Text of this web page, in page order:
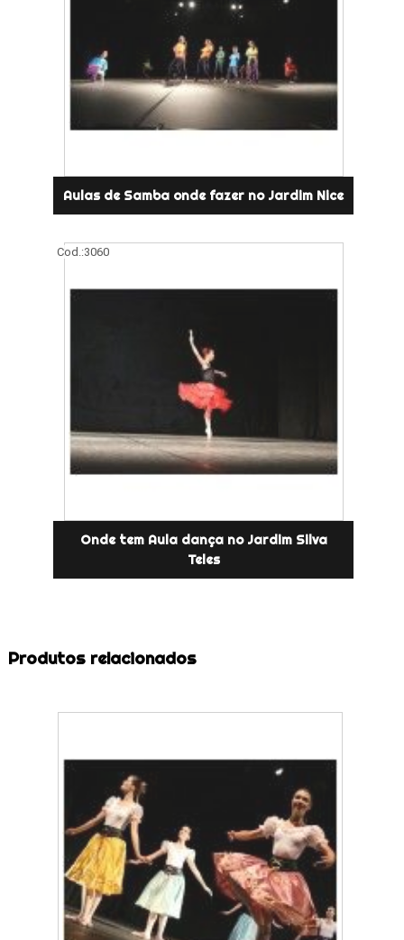
Aulas de Samba onde fazer no Jardim Nice
Cod.:3060
Onde tem Aula dança no Jardim Silva
Teles
Produtos relacionados